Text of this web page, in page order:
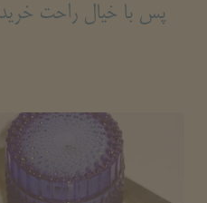
پس با خیال راحت خرید